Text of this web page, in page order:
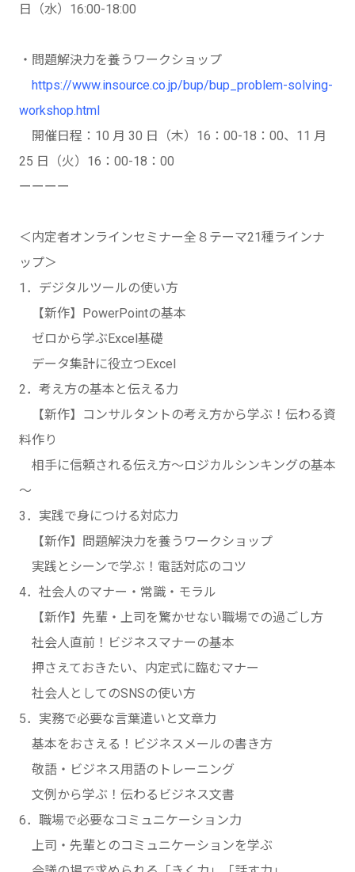
日（水）16:00-18:00
・問題解決力を養うワークショップ
https://www.insource.co.jp/bup/bup_problem-solving-
workshop.html
開催日程：10 月 30 日（木）16：00-18：00、11 月
25 日（火）16：00-18：00
ーーーー
＜内定者オンラインセミナー全８テーマ21種ラインナ
ップ＞
1．デジタルツールの使い方
【新作】PowerPointの基本
ゼロから学ぶExcel基礎
データ集計に役立つExcel
2．考え方の基本と伝える力
【新作】コンサルタントの考え方から学ぶ！伝わる資
料作り
相手に信頼される伝え方～ロジカルシンキングの基本
～
3．実践で身につける対応力
【新作】問題解決力を養うワークショップ
実践とシーンで学ぶ！電話対応のコツ
4．社会人のマナー・常識・モラル
【新作】先輩・上司を驚かせない職場での過ごし方
社会人直前！ビジネスマナーの基本
押さえておきたい、内定式に臨むマナー
社会人としてのSNSの使い方
5．実務で必要な言葉遣いと文章力
基本をおさえる！ビジネスメールの書き方
敬語・ビジネス用語のトレーニング
文例から学ぶ！伝わるビジネス文書
6．職場で必要なコミュニケーション力
上司・先輩とのコミュニケーションを学ぶ